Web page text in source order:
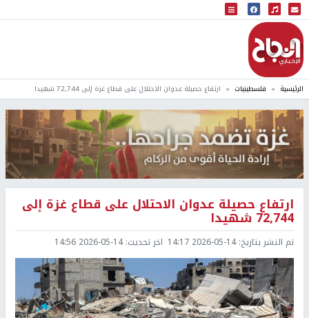
البث المباشر
إذاعة النجاح
الرئيسية فلسطينيات ارتفاع حصيلة عدوان الاحتلال على قطاع غزة إلى 72,744 شهيدا
ارتفاع حصيلة عدوان الاحتلال على قطاع غزة إلى
72,744 شهيدا
تم النشر بتاريخ:2026-05-14 14:17 اخر تحديث:2026-05-14 14:56